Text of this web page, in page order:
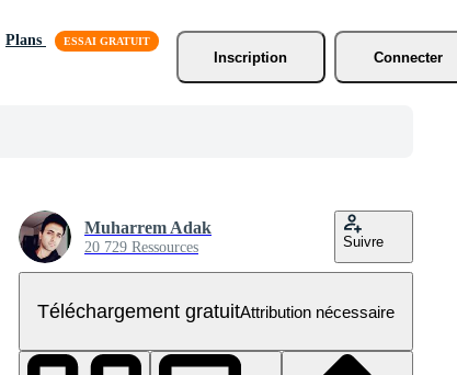
Plans
Inscription
Connecter
Muharrem Adak
20 729 Ressources Suivre
Téléchargement gratuitAttribution nécessaire